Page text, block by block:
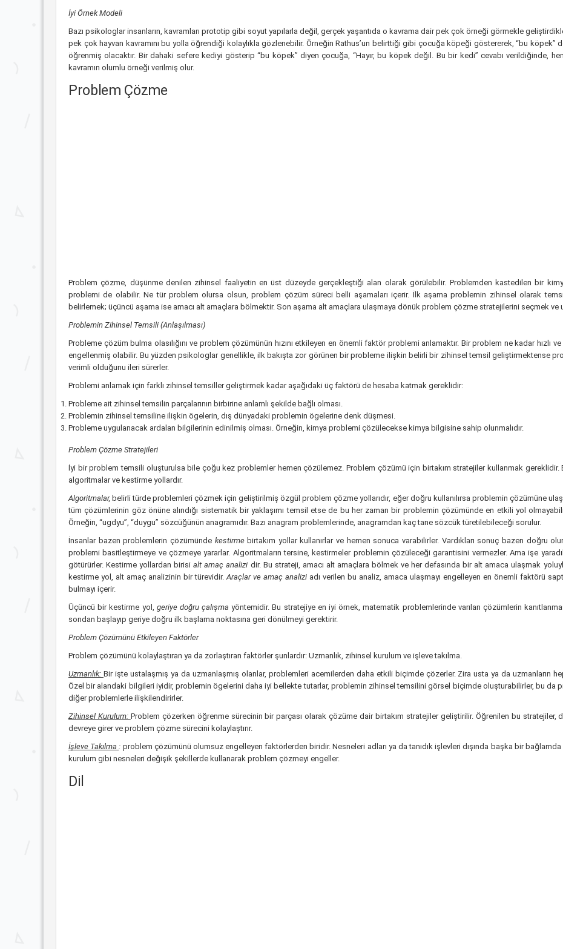
İyi Örnek Modeli
Bazı psikologlar insanların, kavramları prototip gibi soyut yapılarla değil, gerçek yaşantıda o kavrama dair pek çok örneği görmekle
pek çok hayvan kavramını bu yolla öğrendiği kolaylıkla gözlenebilir. Örneğin Rathus’un belirttiği gibi çocuğa köpeği göstererek, “bu köpek”
öğrenmiş olacaktır. Bir dahaki sefere kediyi gösterip “bu köpek” diyen çocuğa, “Hayır, bu köpek değil. Bu bir kedi” cevabı verildiğinde,
kavramın olumlu örneği verilmiş olur.
Problem Çözme
Problem çözme, düşünme denilen zihinsel faaliyetin en üst düzeyde gerçekleştiği alan olarak görülebilir. Problemden kastedilen bir
problemi de olabilir. Ne tür problem olursa olsun, problem çözüm süreci belli aşamaları içerir. İlk aşama problemin zihinsel olarak temsil
belirlemek; üçüncü aşama ise amacı alt amaçlara bölmektir. Son aşama alt amaçlara ulaşmaya dönük problem çözme stratejilerini seçmek ve
Problemin Zihinsel Temsili (Anlaşılması)
Probleme çözüm bulma olasılığını ve problem çözümünün hızını etkileyen en önemli faktör problemi anlamaktır. Bir problem ne kadar hızlı
engellenmiş olabilir. Bu yüzden psikologlar genellikle, ilk bakışta zor görünen bir probleme ilişkin belirli bir zihinsel temsil geliştirmektense
verimli olduğunu ileri sürerler.
Problemi anlamak için farklı zihinsel temsiller geliştirmek kadar aşağıdaki üç faktörü de hesaba katmak gereklidir:
Probleme ait zihinsel temsilin parçalarının birbirine anlamlı şekilde bağlı olması.
Problemin zihinsel temsiline ilişkin ögelerin, dış dünyadaki problemin ögelerine denk düşmesi.
Probleme uygulanacak ardalan bilgilerinin edinilmiş olması. Örneğin, kimya problemi çözülecekse kimya bilgisine sahip olunmalıdır.
Problem Çözme Stratejileri
İyi bir problem temsili oluşturulsa bile çoğu kez problemler hemen çözülemez. Problem çözümü için birtakım stratejiler kullanmak gereklidir.
algoritmalar ve kestirme yollardır.
Algoritmalar, belirli türde problemleri çözmek için geliştirilmiş özgül problem çözme yollarıdır, eğer doğru kullanılırsa problemin çözümüne
tüm çözümlerinin göz önüne alındığı sistematik bir yaklaşımı temsil etse de bu her zaman bir problemin çözümünde en etkili yol
Örneğin, “ugdyu”, “duygu” sözcüğünün anagramıdır. Bazı anagram problemlerinde, anagramdan kaç tane sözcük türetilebileceği sorulur.
İnsanlar bazen problemlerin çözümünde kestirme birtakım yollar kullanırlar ve hemen sonuca varabilirler. Vardıkları sonuç bazen doğru
problemi basitleştirmeye ve çözmeye yararlar. Algoritmaların tersine, kestirmeler problemin çözüleceği garantisini vermezler. Ama işe
götürürler. Kestirme yollardan birisialt amaç analizi dir. Bu strateji, amacı alt amaçlara bölmek ve her defasında bir alt amaca ulaşmak
kestirme yol, alt amaç analizinin bir türevidir.Araçlar ve amaç analizi adı verilen bu analiz, amaca ulaşmayı engelleyen en önemli faktörü
bulmayı içerir.
Üçüncü bir kestirme yol, geriye doğru çalışmayöntemidir. Bu stratejiye en iyi örnek, matematik problemlerinde varılan çözümlerin
sondan başlayıp geriye doğru ilk başlama noktasına geri dönülmeyi gerektirir.
Problem Çözümünü Etkileyen Faktörler
Problem çözümünü kolaylaştıran ya da zorlaştıran faktörler şunlardır: Uzmanlık, zihinsel kurulum ve işleve takılma.
Uzmanlık: Bir işte ustalaşmış ya da uzmanlaşmış olanlar, problemleri acemilerden daha etkili biçimde çözerler. Zira usta ya da uzmanların
Özel bir alandaki bilgileri iyidir, problemin ögelerini daha iyi bellekte tutarlar, problemin zihinsel temsilini görsel biçimde oluşturabilirler, bu da
diğer problemlerle ilişkilendirirler.
Zihinsel Kurulum: Problem çözerken öğrenme sürecinin bir parçası olarak çözüme dair birtakım stratejiler geliştirilir. Öğrenilen bu stratejiler,
devreye girer ve problem çözme sürecini kolaylaştırır.
İşleve Takılma: problem çözümünü olumsuz engelleyen faktörlerden biridir. Nesneleri adları ya da tanıdık işlevleri dışında başka bir
kurulum gibi nesneleri değişik şekillerde kullanarak problem çözmeyi engeller.
Dil